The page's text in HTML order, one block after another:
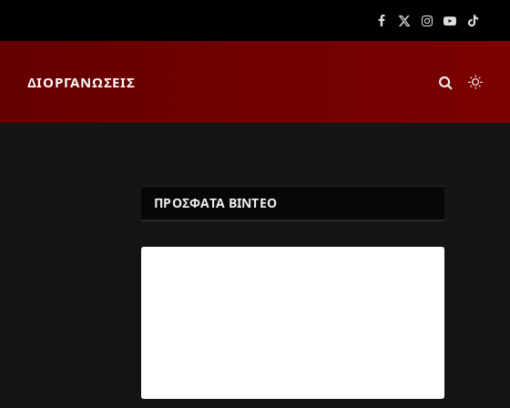
Facebook
X
Instagram
YouTube
TikTok
ΔΙΟΡΓΑΝΏΣΕΙΣ
ΠΡΟΣΦΑΤΑ ΒΙΝΤΕΟ